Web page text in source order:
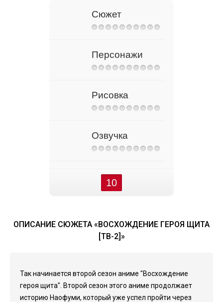
Сюжет
Персонажи
Рисовка
Озвучка
10
ОПИСАНИЕ СЮЖЕТА «ВОСХОЖДЕНИЕ ГЕРОЯ ЩИТА
[ТВ-2]»
Так начинается второй сезон аниме "Восхождение
героя щита". Второй сезон этого аниме продолжает
историю Наофуми, который уже успел пройти через